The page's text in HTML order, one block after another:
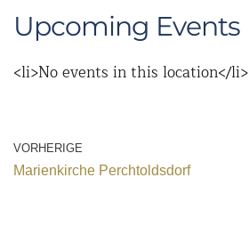
Upcoming Events
<li>No events in this location</li>
VORHERIGE
Marienkirche Perchtoldsdorf